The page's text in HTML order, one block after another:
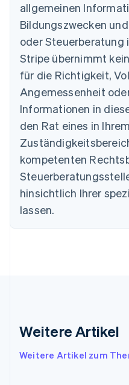
allgemeinen
Bildungszwecken
oder Steuerberatung
Stripe übernimmt
für die Richtigkeit,
Angemessenheit
Informationen in
den Rat eines in
kompetenten
hinsichtlich Ihrer
lassen.
Weitere Artikel
Weitere Artikel zum
Australien
English
Belgien
Nederlands Français
Brasilien
PortuguêsEnglish
English
Dänemark
English
Deutschland
Deutsch English
Estland
Festlandchina
简体中文English
Finnland
English
Frankreich
Irland
Italien